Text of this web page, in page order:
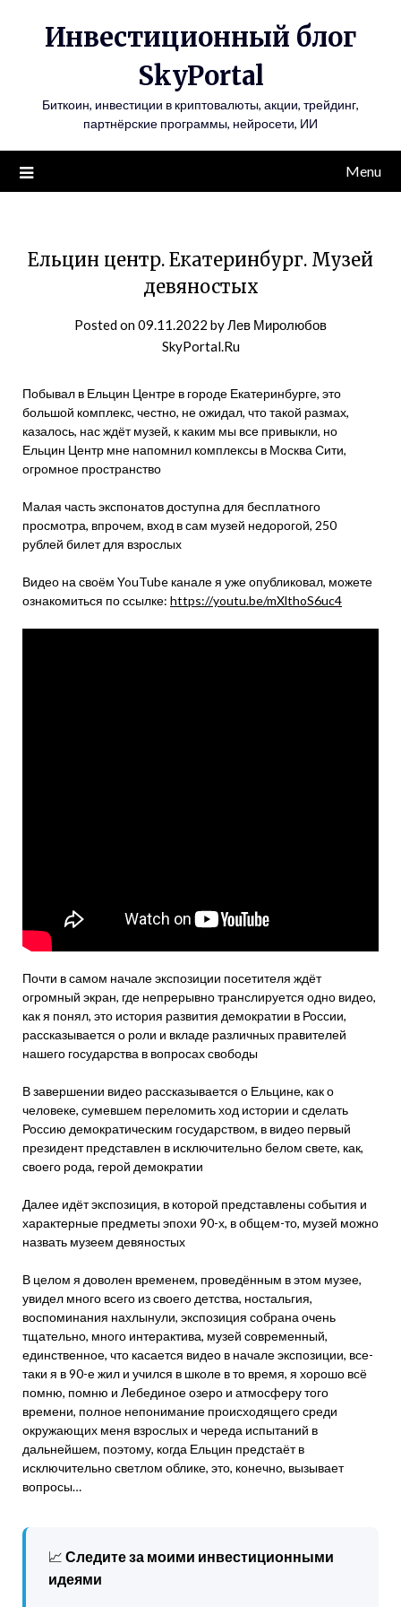
Инвестиционный блог
SkyPortal
Биткоин, инвестиции в криптовалюты, акции, трейдинг,
партнёрские программы, нейросети, ИИ
Menu
Ельцин центр. Екатеринбург. Музей
девяностых
Posted on09.11.2022 byЛев Миролюбов
SkyPortal.Ru
Побывал в Ельцин Центре в городе Екатеринбурге, это
большой комплекс, честно, не ожидал, что такой размах,
казалось, нас ждёт музей, к каким мы все привыкли, но
Ельцин Центр мне напомнил комплексы в Москва Сити,
огромное пространство
Малая часть экспонатов доступна для бесплатного
просмотра, впрочем, вход в сам музей недорогой, 250
рублей билет для взрослых
Видео на своём YouTube канале я уже опубликовал, можете
ознакомиться по ссылке: https://youtu.be/mXlthoS6uc4
Почти в самом начале экспозиции посетителя ждёт
огромный экран, где непрерывно транслируется одно видео,
как я понял, это история развития демократии в России,
рассказывается о роли и вкладе различных правителей
нашего государства в вопросах свободы
В завершении видео рассказывается о Ельцине, как о
человеке, сумевшем переломить ход истории и сделать
Россию демократическим государством, в видео первый
президент представлен в исключительно белом свете, как,
своего рода, герой демократии
Далее идёт экспозиция, в которой представлены события и
характерные предметы эпохи 90-х, в общем-то, музей можно
назвать музеем девяностых
В целом я доволен временем, проведённым в этом музее,
увидел много всего из своего детства, ностальгия,
воспоминания нахлынули, экспозиция собрана очень
тщательно, много интерактива, музей современный,
единственное, что касается видео в начале экспозиции, все-
таки я в 90-е жил и учился в школе в то время, я хорошо всё
помню, помню и Лебединое озеро и атмосферу того
времени, полное непонимание происходящего среди
окружающих меня взрослых и череда испытаний в
дальнейшем, поэтому, когда Ельцин предстаёт в
исключительно светлом облике, это, конечно, вызывает
вопросы…
📈 Следите за моими инвестиционными
идеями